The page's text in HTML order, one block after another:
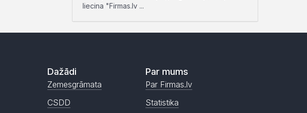
liecina "Firmas.lv ...
Dažādi
Zemesgrāmata
CSDD
Par mums
Par Firmas.lv
Statistika